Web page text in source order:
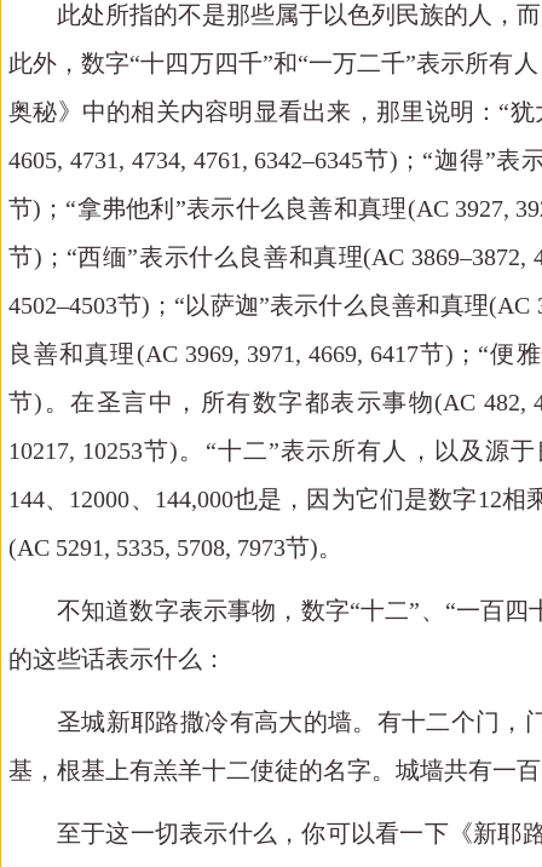
此处所指的不是那些属于以色列民族的人，
此外，数字“十四万四千”和“一万二千”表示所有
奥秘》中的相关内容明显看出来，那里说明：“犹
4605, 4731, 4734, 4761, 6342–6345节)；“迦得”
节)；“拿弗他利”表示什么良善和真理(AC 3927,
节)；“西缅”表示什么良善和真理(AC 3869–3872,
4502–4503节)；“以萨迦”表示什么良善和真理
良善和真理(AC 3969, 3971, 4669, 6417节)；“便
节)。在圣言中，所有数字都表示事物(AC 482,
10217, 10253节)。“十二”表示所有人，以及源
144、12000、144,000也是，因为它们是数字12
(AC 5291, 5335, 5708, 7973节)。
不知道数字表示事物，数字“十二”、“一百四
的这些话表示什么：
圣城新耶路撒冷有高大的墙。有十二个门，
基，根基上有羔羊十二使徒的名字。城墙共有一
至于这一切表示什么，你可以看一下《新耶